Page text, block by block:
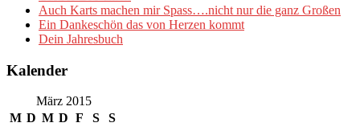
Auch Karts machen mir Spass….nicht nur die ganz Großen
Ein Dankeschön das von Herzen kommt
Dein Jahresbuch
Kalender
März 2015
M D M D F S
S